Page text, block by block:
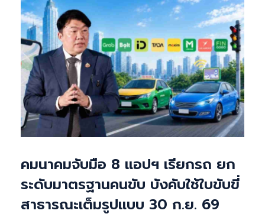
คมนาคมจับมือ 8 แอปฯ เรียกรถ ยก
ระดับมาตรฐานคนขับ บังคับใช้ใบขับขี่
สาธารณะเต็มรูปแบบ 30 ก.ย. 69